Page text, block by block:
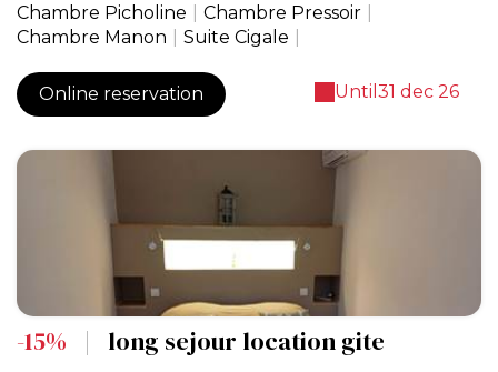
Chambre Picholine
Chambre Pressoir
Chambre Manon
Suite Cigale
Online reservation Until 31 dec 26
-15% | long sejour location gite